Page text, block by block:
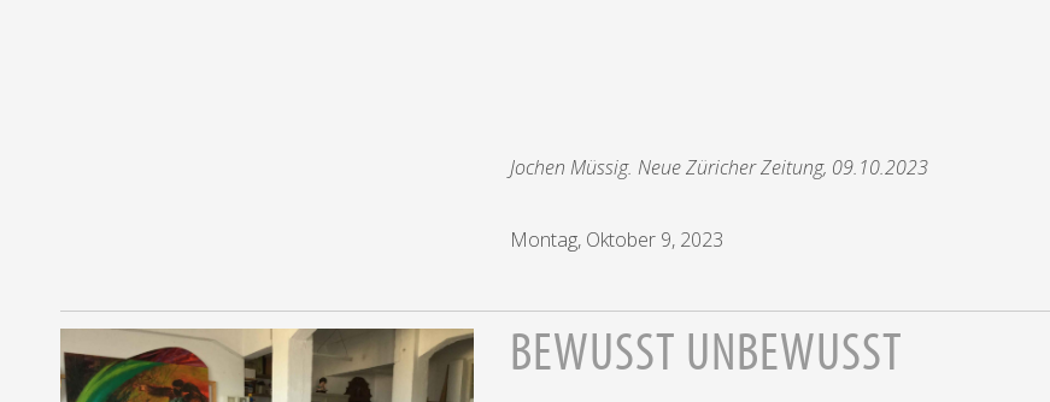
Jochen Müssig. Neue Züricher Zeitung, 09.10.2023
Montag, Oktober 9, 2023
BEWUSST UNBEWUSST